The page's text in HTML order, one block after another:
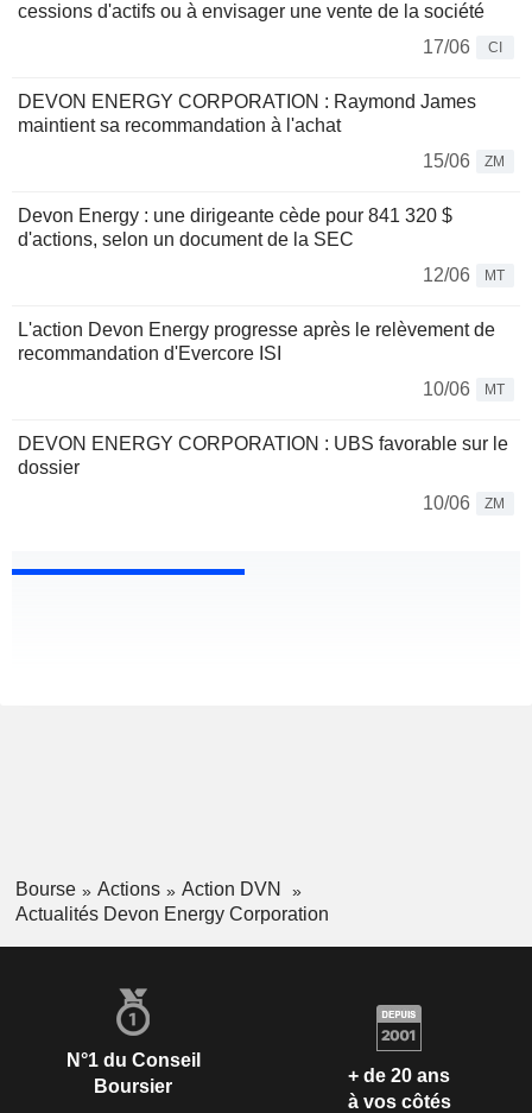
cessions d'actifs ou à envisager une vente de la société
17/06
CI
DEVON ENERGY CORPORATION : Raymond James
maintient sa recommandation à l'achat
15/06
ZM
Devon Energy : une dirigeante cède pour 841 320 $
d'actions, selon un document de la SEC
12/06
MT
L'action Devon Energy progresse après le relèvement de
recommandation d'Evercore ISI
10/06
MT
DEVON ENERGY CORPORATION : UBS favorable sur le
dossier
10/06
ZM
Bourse Actions
Action DVN
Actualités Devon Energy Corporation
N°1 du Conseil
Boursier
+ de 20 ans
à vos côtés